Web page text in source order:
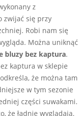
z
zwijać się przy
Robi nam się
Można uniknąć
bluzy bez kaptura.
kaptura w sklepie
że można tam
w tym sezonie
części suwakami.
że ładnie wyglądają.